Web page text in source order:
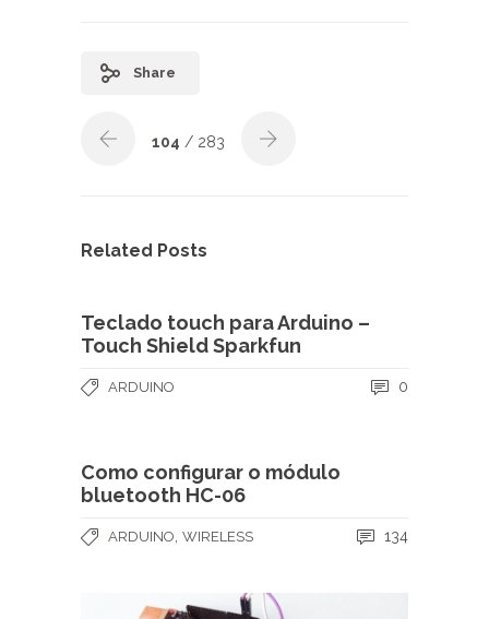
Share
104 / 283
Related Posts
Teclado touch para Arduino –
Touch Shield Sparkfun
ARDUINO 0
Como configurar o módulo
bluetooth HC-06
ARDUINO WIRELESS 134